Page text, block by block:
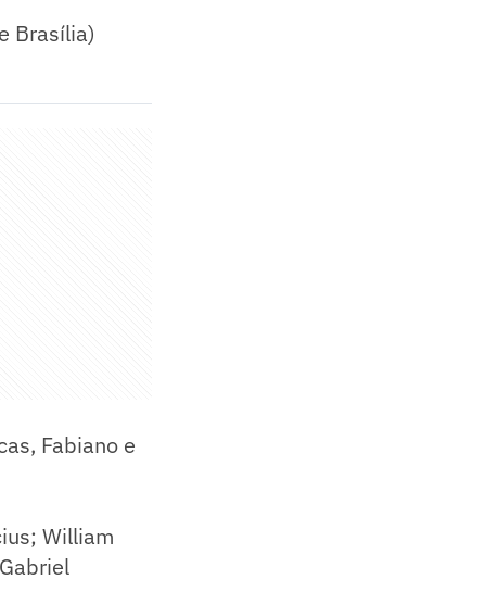
Brasília)
Fabiano e
William